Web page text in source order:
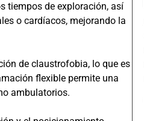
tiempos de exploración, así
o cardíacos, mejorando la
de claustrofobia, lo que es
flexible permite una
ambulatorios.